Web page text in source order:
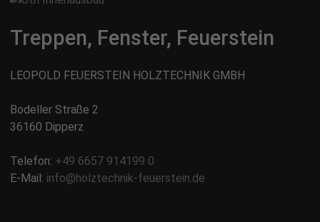
Treppen, Fenster, Feuerstein
LEOPOLD FEUERSTEIN HOLZTECHNIK GMBH
Bodeller Straße 2
36160 Dipperz
Telefon: +49 6657 914199 0
E-Mail: info@holztechnik-feuerstein.de